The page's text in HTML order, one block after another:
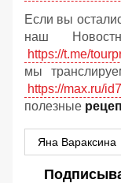
Если вы
наш
https://t.me/
мы
https://max.ru/
полезные
Яна Вараксина